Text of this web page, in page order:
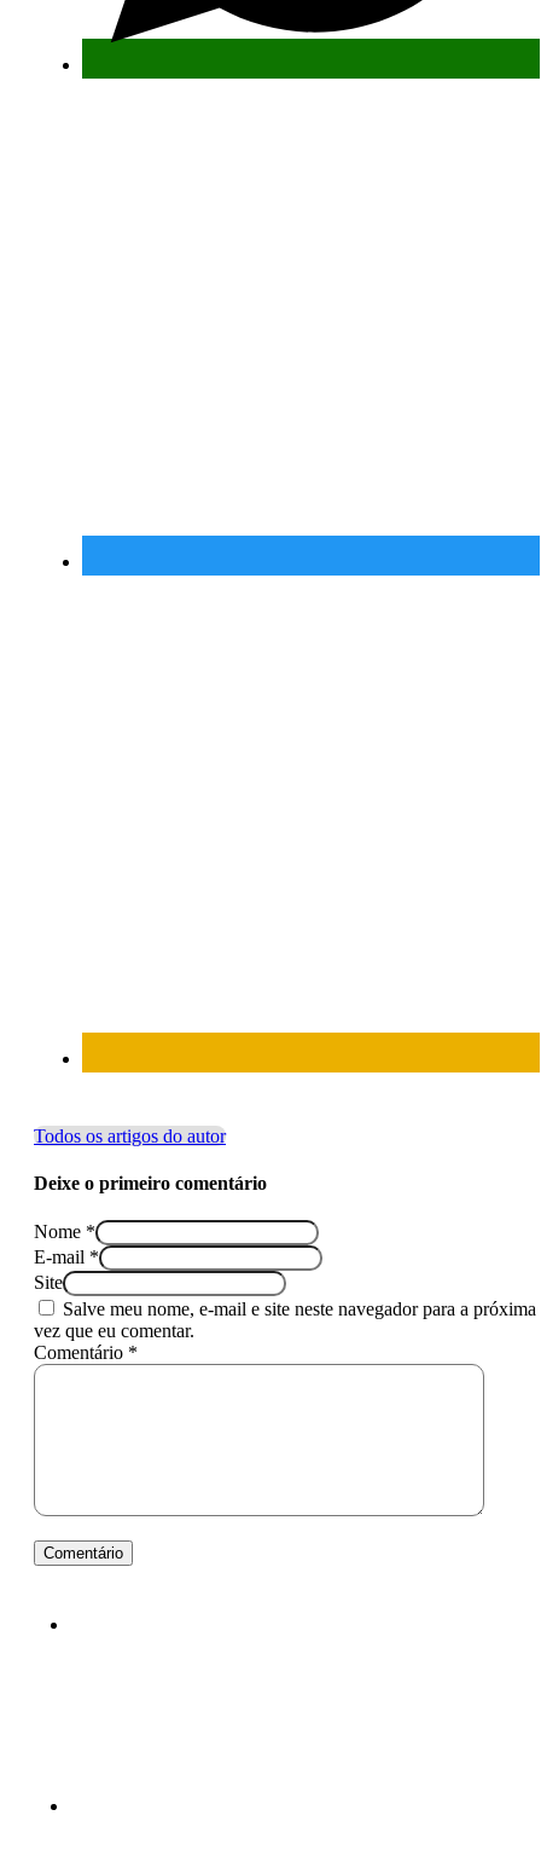
Todos os artigos do autor
Deixe o primeiro comentário
Nome *
E-mail *
Site
Salve meu nome, e-mail e site neste navegador para a próxima
vez que eu comentar.
Comentário *